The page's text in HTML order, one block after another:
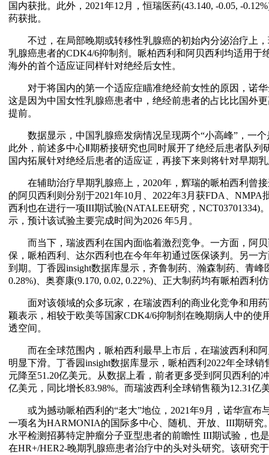
国内获批。此外，2021年12月，恒瑞医药(43.140, -0.05, -
药获批。
不过，在局部晚期或转移性乳腺癌的初始内分泌治疗上，
乳腺癌患者的CDK4/6抑制剂。哌柏西利和阿贝西利均适用于
海外的首个适应证同样针对绝经后女性。
对于将国内的第一个适应症瞄准绝经前女性的原因，诺华
这是因为中国女性乳腺癌患者中，绝经前患者的占比比国外
提前。
数据显示，中国乳腺癌发病情况呈现两个“小高峰”，一个
此外，前述多中心Ⅱ期桥接研究也同时展开了绝经后患者队列
国内拓展针对绝经后患者的适应证，再接下来则将针对早期
在辅助治疗早期乳腺癌上，2020年，辉瑞的哌柏西利曾
的阿贝西利则分别于2021年10月、2022年3月获FDA、
西利也在进行一项III期试验(NATALEE研究，NCT03701334)
示，预计该试验主要完成时间为2026 年5月。
而当下，瑞波西利在国内面临着激烈竞争。一方面，阿贝
保，哌柏西利、达尔西利也在今年年初通过医保谈判。另一
到期。丁香园insight数据库显示，齐鲁制药、瀚森制药、青峰
0.28%)、奥赛康(9.170, 0.02, 0.22%)、正大制药均有哌柏西利
面对该领域的众多玩家，在瑞波西利的商业化竞争和用药
颖表示，相较于欧美等国家CDK4/6抑制剂在晚期病人中的使
透空间。
而在全球范围内，哌柏西利最早上市后，在瑞波西利和阿
明显下滑。丁香园insight数据库显示，哌柏西利2022年全球销
元降至51.20亿美元。从数据上看，前者更多受到阿贝西利的
亿美元，同比增长83.98%。而瑞波西利全球销售额为12.31亿
或为撼动哌柏西利的“老大”地位，2021年9月，诺华宣布
一项名为HARMONIA的国际多中心、随机、开放、III期研究
水平检测招募特定肿瘤分子亚型患者的前瞻性 III期试验，也
在HR+/HER2-晚期乳腺癌患者治疗中的头对头研究。该研究